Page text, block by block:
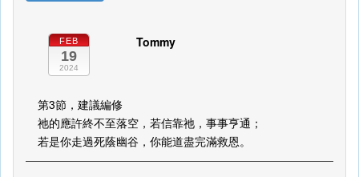
FEB
19
2024
Tommy
第3節，建議編修
祂的應許終不至落空，若信靠祂，事事亨通；
若是你走過死蔭幽谷，你能道盡完滿救恩。